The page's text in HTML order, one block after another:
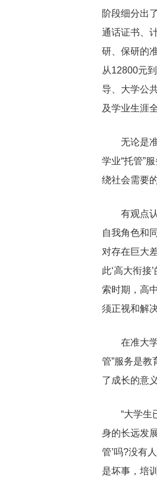
阶段细分出
通话证书、
研、保研的
从12800元
导、大学公
及学业生涯
无论是
学业“托管”
绕社会需要
有观点
自我角色和
对存在巨大
此‘高大衔接
索时期，高
须正视和解
在准大
管”服务是教
了成长的意义
“大学生
身的长远发
管’吗?没有
是坏事，培